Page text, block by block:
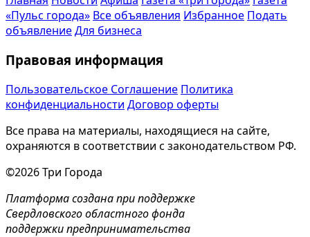
«Пульс города» Все объявления Избранное Подать
объявлениеДля бизнеса
Правовая информация
Пользовательское Соглашение Политика
конфиденциальности Договор оферты
Все права на материалы, находящиеся на сайте,
охраняются в соответствии с законодательством РФ.
©2026 Три Города
Платформа создана при поддержке
Свердловского областного фонда
поддержки предпринимательства